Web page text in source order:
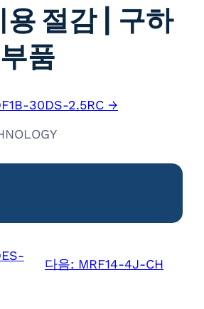
절감 | 구하
품
30DS-2.5RC →
다음: MRF14-4J-CH